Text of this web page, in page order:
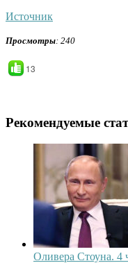
Источник
Просмотры: 240
13
Рекомендуемые
Оливера Стоуна. 4